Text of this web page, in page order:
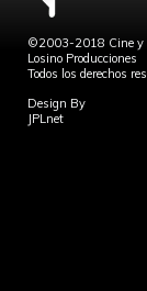
©2003-2018 Cine y
Losino Producciones
Todos los derechos
Design By
JPLnet